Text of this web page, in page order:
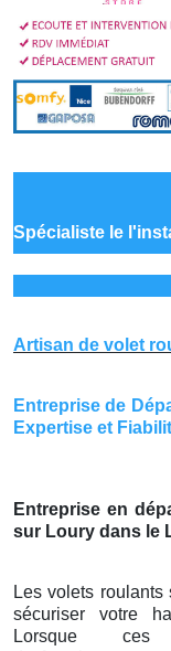
Spécialiste le
Artisan de volet
Entreprise de
Expertise et
Entreprise en
sur Loury dans le
Les volets
sécuriser votre
Lorsque ces